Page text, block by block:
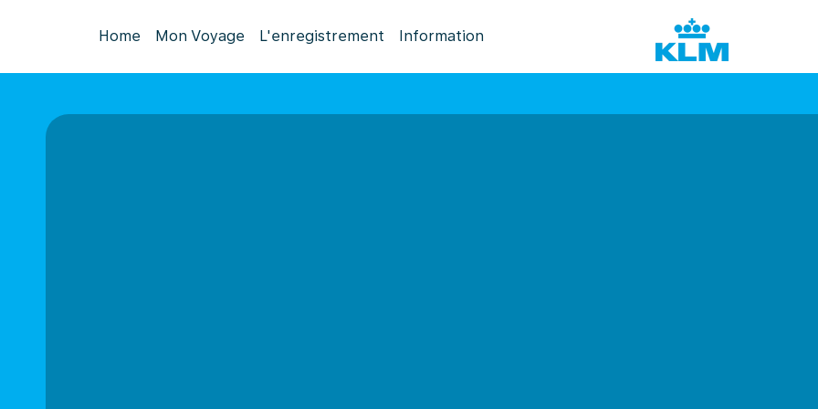
Home Mon Voyage L'enregistrement Information